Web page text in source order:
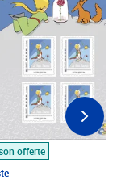
offerte